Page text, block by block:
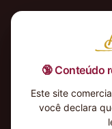
🔞 Conteúdo
Este site
você declara